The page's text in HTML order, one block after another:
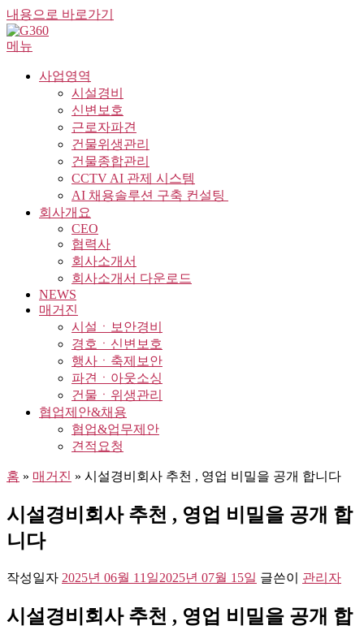
내용으로 바로가기
메뉴
사업영역
시설경비
신변보호
근로자파견
건물위생관리
건물종합관리
CCTV AI 관제 시스템
AI 채용솔루션 구축 컨설팅 ​
회사개요
CEO
협력사
회사소개서
회사소개서 다운로드
NEWS
매거진
시설ㆍ보안경비
경호ㆍ신변보호
행사ㆍ축제보안
파견ㆍ아웃소싱
건물ㆍ위생관리
협업제안&채용
협업&업무제안
견적요청
홈 » 매거진 » 시설경비회사 추천 , 영업 비밀을 공개 합니다
시설경비회사 추천 , 영업 비밀을 공개 합
니다
작성일자 2025년 06월 11일2025년 07월 15일 글쓴이 관리자
시설경비회사 추천 , 영업 비밀을 공개 합